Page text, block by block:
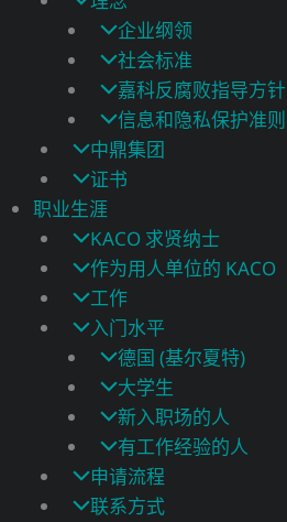
企业纲领
社会标准
嘉科反腐败指导方针
信息和隐私保护准则
中鼎集团
证书
职业生涯
KACO 求贤纳士
作为用人单位的 KACO
工作
入门水平
德国 (基尔夏特)
大学生
新入职场的人
有工作经验的人
申请流程
联系方式